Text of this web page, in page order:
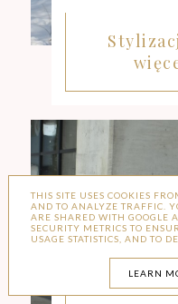
THIS SITE USES COOKIES
AND TO ANALYZE TRAFFIC.
ARE SHARED WITH GOOGLE
SECURITY METRICS TO
USAGE STATISTICS, AND TO
LEARN